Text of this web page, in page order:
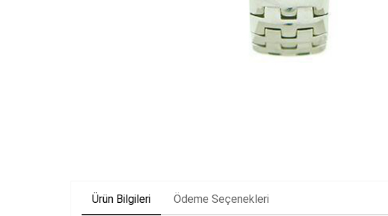
Ürün Bilgileri Ödeme Seçenekleri